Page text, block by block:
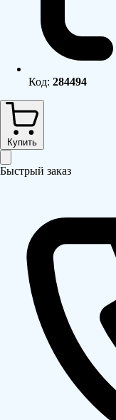
Код: 284494
Купить
Быстрый заказ